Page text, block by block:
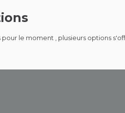
le moment , plusieurs options